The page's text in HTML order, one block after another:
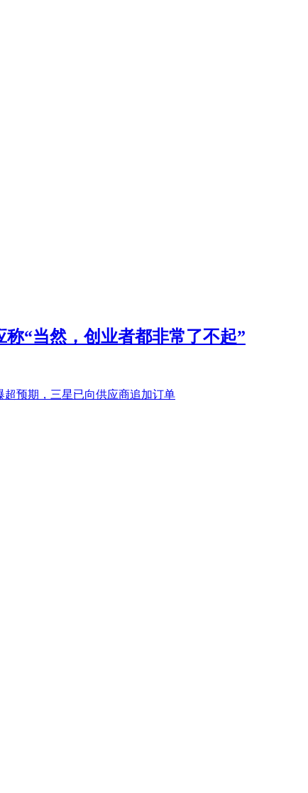
“当然，创业者都非常了不起”